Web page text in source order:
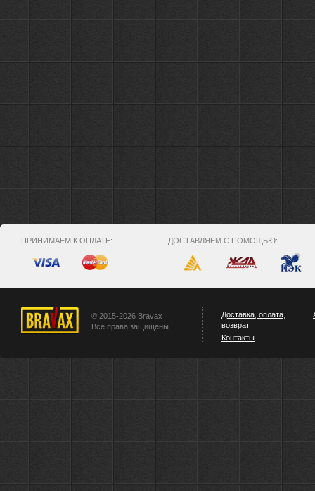
ПРИНИМАЕМ К ОПЛАТЕ: ДОСТАВЛЯЕМ С ПОМОЩЬЮ:
© 2015-2026 Bravax
Все права защищены
Доставка, оплата,
возврат
Контакты